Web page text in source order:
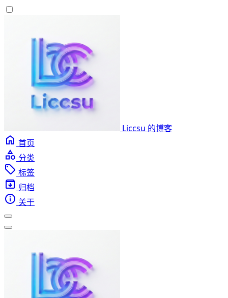
Liccsu 的博客
首页
分类
标签
归档
关于